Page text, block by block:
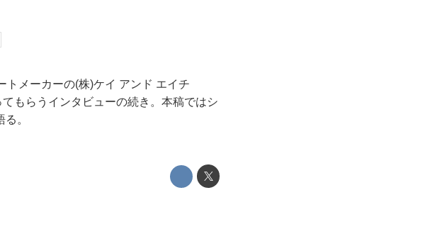
メーカーの(株)ケイ アンド エイチ
もらうインタビューの続き。本稿ではシ
。